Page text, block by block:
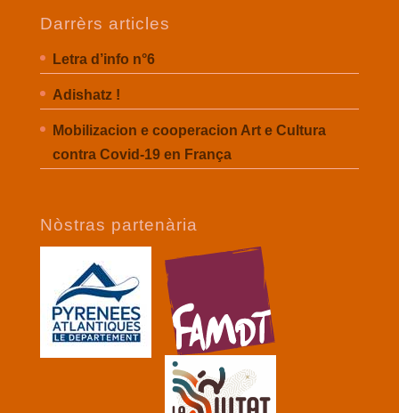
Darrèrs articles
Letra d’info n°6
Adishatz !
Mobilizacion e cooperacion Art e Cultura
contra Covid-19 en França
Nòstras partenària